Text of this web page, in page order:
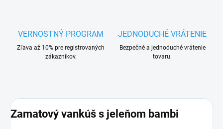
VERNOSTNÝ PROGRAM
Zľava až 10% pre registrovaných
zákazníkov.
JEDNODUCHÉ VRÁTENIE
Bezpečné a jednoduché vrátenie
tovaru.
Zamatový vankúš s jeleňom bambi